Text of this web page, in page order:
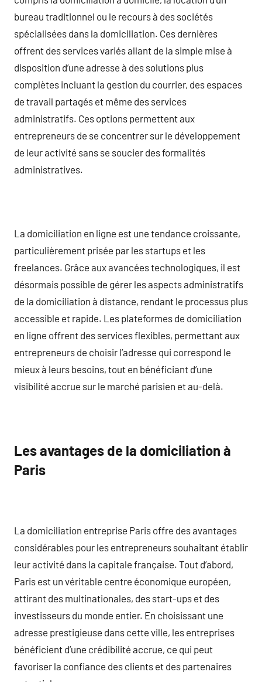
bureau traditionnel ou le recours à des sociétés
spécialisées dans la domiciliation. Ces dernières
offrent des services variés allant de la simple mise à
disposition d’une adresse à des solutions plus
complètes incluant la gestion du courrier, des espaces
de travail partagés et même des services
administratifs. Ces options permettent aux
entrepreneurs de se concentrer sur le développement
de leur activité sans se soucier des formalités
administratives.
La domiciliation en ligne est une tendance croissante,
particulièrement prisée par les startups et les
freelances. Grâce aux avancées technologiques, il est
désormais possible de gérer les aspects administratifs
de la domiciliation à distance, rendant le processus plus
accessible et rapide. Les plateformes de domiciliation
en ligne offrent des services flexibles, permettant aux
entrepreneurs de choisir l’adresse qui correspond le
mieux à leurs besoins, tout en bénéficiant d’une
visibilité accrue sur le marché parisien et au-delà.
Les avantages de la domiciliation à
Paris
La domiciliation entreprise Paris offre des avantages
considérables pour les entrepreneurs souhaitant établir
leur activité dans la capitale française. Tout d’abord,
Paris est un véritable centre économique européen,
attirant des multinationales, des start-ups et des
investisseurs du monde entier. En choisissant une
adresse prestigieuse dans cette ville, les entreprises
bénéficient d’une crédibilité accrue, ce qui peut
favoriser la confiance des clients et des partenaires